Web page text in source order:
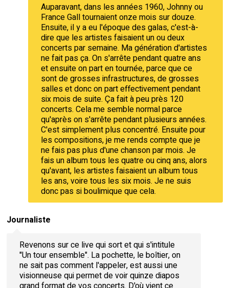
Auparavant, dans les années 1960, Johnny ou
France Gall tournaient onze mois sur douze.
Ensuite, il y a eu l'époque des galas, c'est-à-
dire que les artistes faisaient un ou deux
concerts par semaine. Ma génération d'artistes
ne fait pas ça. On s'arrête pendant quatre ans
et ensuite on part en tournée, parce que ce
sont de grosses infrastructures, de grosses
salles et donc on part effectivement pendant
six mois de suite. Ça fait à peu près 120
concerts. Cela me semble normal parce
qu'après on s'arrête pendant plusieurs années.
C'est simplement plus concentré. Ensuite pour
les compositions, je me rends compte que je
ne fais pas plus d'une chanson par mois. Je
fais un album tous les quatre ou cinq ans, alors
qu'avant, les artistes faisaient un album tous
les ans, voire tous les six mois. Je ne suis
donc pas si boulimique que cela.
Journaliste
Revenons sur ce live qui sort et qui s'intitule
"Un tour ensemble". La pochette, le boîtier, on
ne sait pas comment l'appeler, est aussi une
visionneuse qui permet de voir quinze diapos